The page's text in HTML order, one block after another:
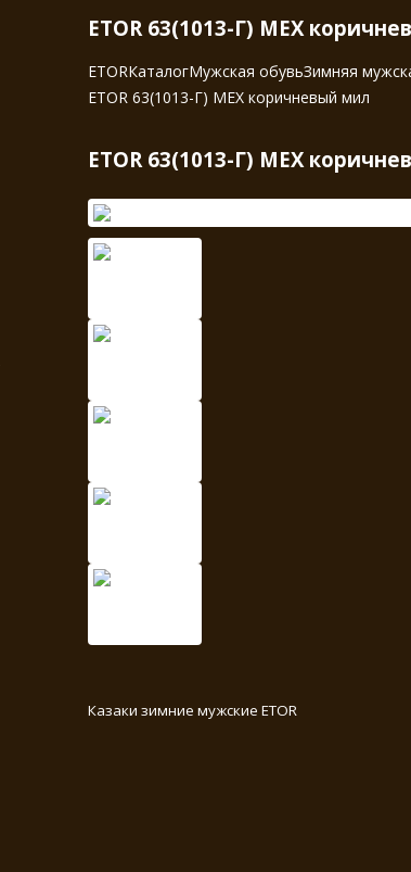
ETOR 63(1013-Г) МЕХ
ETORКаталогМужская обувьЗимняя
ETOR 63(1013-Г) МЕХ коричневый мил
ETOR 63(1013-Г) МЕХ
Казаки зимние мужские ETOR